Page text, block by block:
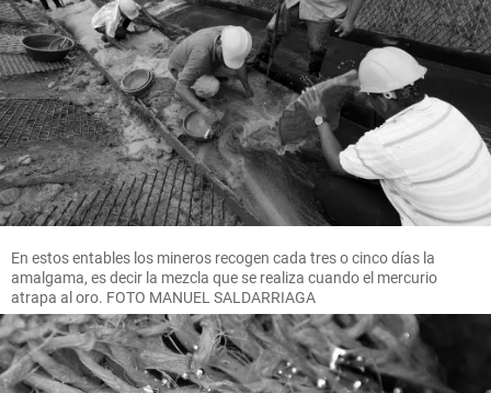
En estos entables los mineros recogen cada tres o cinco días la
amalgama, es decir la mezcla que se realiza cuando el mercurio
atrapa al oro. FOTO MANUEL SALDARRIAGA